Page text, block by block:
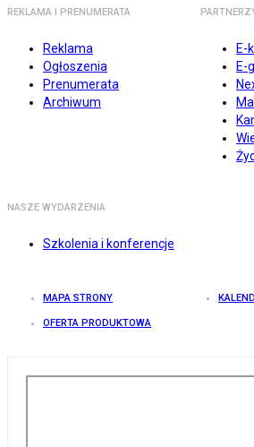
REKLAMA I PRENUMERATA
Reklama
Ogłoszenia
Prenumerata
Archiwum
E-
E-
NASZE WYDARZENIA
Szkolenia i konferencje
MAPA STRONY
OFERTA PRODUKTOWA